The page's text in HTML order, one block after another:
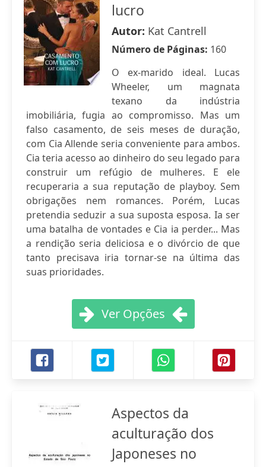
lucro
Autor: Kat Cantrell
Número de Páginas: 160
O ex-marido ideal. Lucas
Wheeler, um magnata
texano da indústria
imobiliária, fugia ao compromisso. Mas um
falso casamento, de seis meses de duração,
com Cia Allende seria conveniente para ambos.
Cia teria acesso ao dinheiro do seu legado para
construir um refúgio de mulheres. E ele
recuperaria a sua reputação de playboy. Sem
obrigações nem romances. Porém, Lucas
pretendia seduzir a sua suposta esposa. Ia ser
uma batalha de vontades e Cia ia perder... Mas
a rendição seria deliciosa e o divórcio de que
tanto precisava iria tornar-se na última das
suas prioridades.
Ver Opções
Aspectos da
aculturação dos
Japoneses no